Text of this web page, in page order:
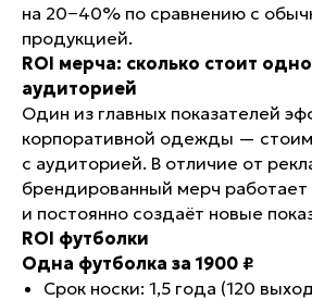
на 20−40% по сравнению с
продукцией.
ROI мерча: сколько стоит
аудиторией
Один из главных показателей
корпоративной одежды —
с аудиторией. В отличие от
брендированный мерч работает
и постоянно создаёт новые
ROI футболки
Одна футболка за 1900 ₽
Срок носки: 1,5 года (120